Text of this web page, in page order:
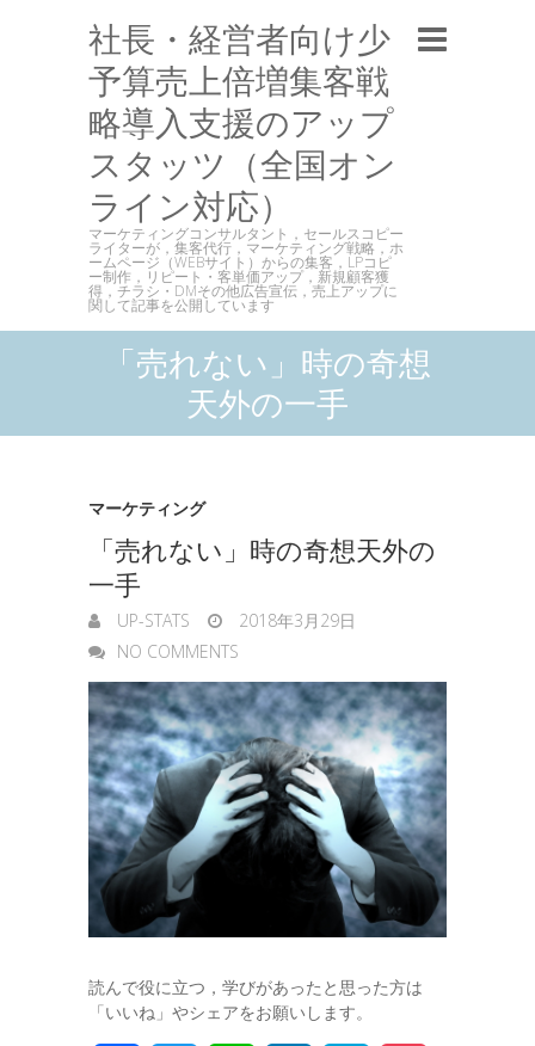
社長・経営者向け少
予算売上倍増集客戦
略導入支援のアップ
スタッツ（全国オン
ライン対応）
マーケティングコンサルタント，セールスコピー
ライターが，集客代行，マーケティング戦略，ホ
ームページ（WEBサイト）からの集客，LPコピ
ー制作，リピート・客単価アップ，新規顧客獲
得，チラシ・DMその他広告宣伝，売上アップに
関して記事を公開しています
「売れない」時の奇想
天外の一手
マーケティング
「売れない」時の奇想天外の
一手
UP-STATS
2018年3月29日
NO COMMENTS
読んで役に立つ，学びがあったと思った方は
「いいね」やシェアをお願いします。